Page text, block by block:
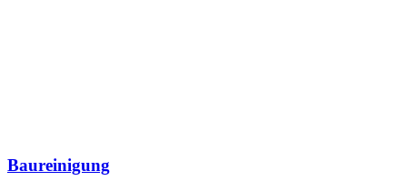
Baureinigung